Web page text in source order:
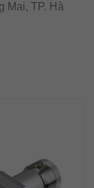
Mai, TP. Hà